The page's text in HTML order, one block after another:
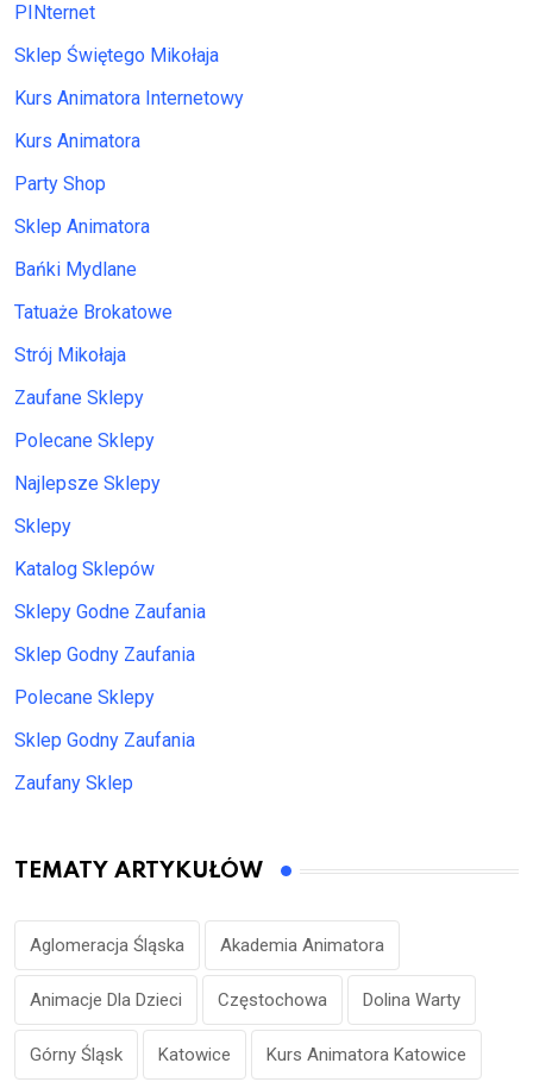
PINternet
Sklep Świętego Mikołaja
Kurs Animatora Internetowy
Kurs Animatora
Party Shop
Sklep Animatora
Bańki Mydlane
Tatuaże Brokatowe
Strój Mikołaja
Zaufane Sklepy
Polecane Sklepy
Najlepsze Sklepy
Sklepy
Katalog Sklepów
Sklepy Godne Zaufania
Sklep Godny Zaufania
Polecane Sklepy
Sklep Godny Zaufania
Zaufany Sklep
TEMATY ARTYKUŁÓW
Aglomeracja Śląska Akademia Animatora
Animacje Dla Dzieci Częstochowa Dolina Warty
Górny Śląsk Katowice Kurs Animatora Katowice